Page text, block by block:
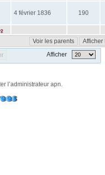
Voir les parents Afficher
4 février 1836 190
Afficher
l’administrateur apn.